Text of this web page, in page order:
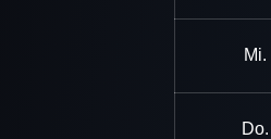
Mi.
Do.